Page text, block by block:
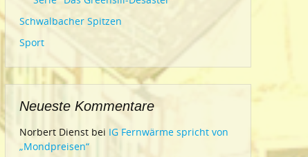
Schwalbacher Spitzen
Sport
Neueste Kommentare
Norbert Dienst bei IG Fernwärme spricht von
„Mondpreisen“